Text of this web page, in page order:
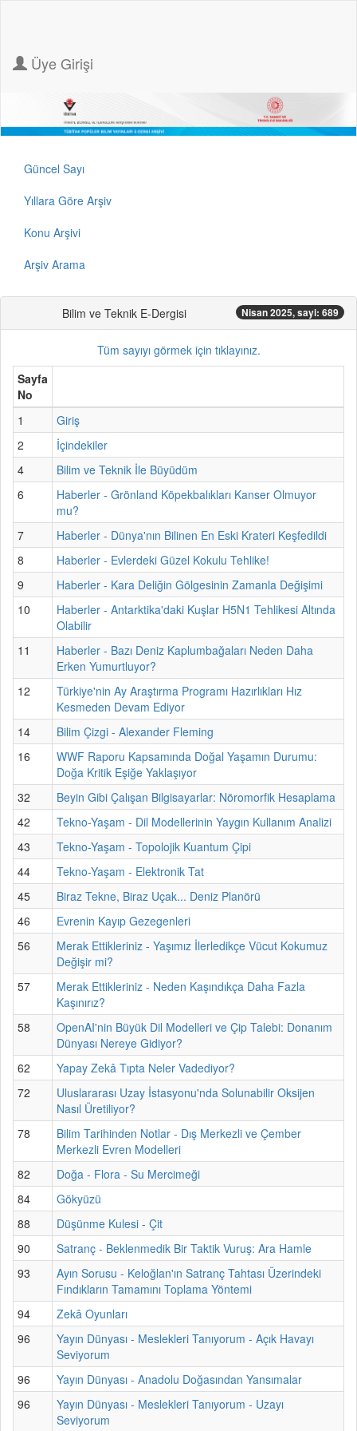
Üye Girişi
Güncel Sayı
Yıllara Göre Arşiv
Konu Arşivi
Arşiv Arama
Bilim ve Teknik E-Dergisi Nisan 2025, sayi: 689
Tüm sayıyı görmek için tıklayınız.
Sayfa
No
1
Giriş
2
İçindekiler
4
Bilim ve Teknik İle Büyüdüm
6
Haberler - Grönland Köpekbalıkları Kanser Olmuyor
mu?
7
Haberler - Dünya'nın Bilinen En Eski Krateri Keşfedildi
8
Haberler - Evlerdeki Güzel Kokulu Tehlike!
9
Haberler - Kara Deliğin Gölgesinin Zamanla Değişimi
10
Haberler - Antarktika'daki Kuşlar H5N1 Tehlikesi Altında
Olabilir
11
Haberler - Bazı Deniz Kaplumbağaları Neden Daha
Erken Yumurtluyor?
12
Türkiye'nin Ay Araştırma Programı Hazırlıkları Hız
Kesmeden Devam Ediyor
14
Bilim Çizgi - Alexander Fleming
16
WWF Raporu Kapsamında Doğal Yaşamın Durumu:
Doğa Kritik Eşiğe Yaklaşıyor
32
Beyin Gibi Çalışan Bilgisayarlar: Nöromorfik Hesaplama
42
Tekno-Yaşam - Dil Modellerinin Yaygın Kullanım Analizi
43
Tekno-Yaşam - Topolojik Kuantum Çipi
44
Tekno-Yaşam - Elektronik Tat
45
Biraz Tekne, Biraz Uçak... Deniz Planörü
46
Evrenin Kayıp Gezegenleri
56
Merak Ettikleriniz - Yaşımız İlerledikçe Vücut Kokumuz
Değişir mi?
57
Merak Ettikleriniz - Neden Kaşındıkça Daha Fazla
Kaşınırız?
58
OpenAI'nin Büyük Dil Modelleri ve Çip Talebi: Donanım
Dünyası Nereye Gidiyor?
62
Yapay Zekâ Tıpta Neler Vadediyor?
72
Uluslararası Uzay İstasyonu'nda Solunabilir Oksijen
Nasıl Üretiliyor?
78
Bilim Tarihinden Notlar - Dış Merkezli ve Çember
Merkezli Evren Modelleri
82
Doğa - Flora - Su Mercimeği
84
Gökyüzü
88
Düşünme Kulesi - Çit
90
Satranç - Beklenmedik Bir Taktik Vuruş: Ara Hamle
93
Ayın Sorusu - Keloğlan'ın Satranç Tahtası Üzerindeki
Fındıkların Tamamını Toplama Yöntemi
94
Zekâ Oyunları
96
Yayın Dünyası - Meslekleri Tanıyorum - Açık Havayı
Seviyorum
96
Yayın Dünyası - Anadolu Doğasından Yansımalar
96
Yayın Dünyası - Meslekleri Tanıyorum - Uzayı
Seviyorum